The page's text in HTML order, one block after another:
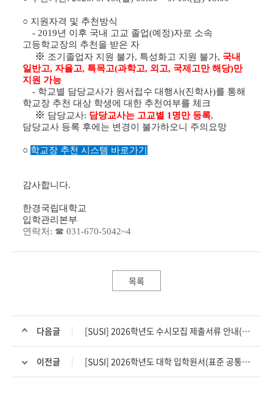
○ 지원자격 및 추천방식
- 2019년 이후 국내 고교 졸업(예정)자로 소속
고등학교장의 추천을 받은 자
※ 조기졸업자 지원 불가, 특성화고 지원 불가, 국내
일반고, 자율고, 특목고(과학고, 외고, 국제고만 해당)만
지원 가능
- 학교별 담당교사가 원서접수 대행사(진학사)를 통해
학교장 추천 대상 학생에 대한 추천여부를 체크
※ 담당교사: 담당교사는 고교별 1명만 등록,
담당교사 등록 후에는 변경이 불가하오니 주의요망
○ 학교장 추천 시스템 바로가기
감사합니다.
한경국립대학교
입학관리본부
연락처: ☎ 031-670-5042~4
목록
다음글 [SUSI] 2026학년도 수시모집 제출서류 안내(모든 대상자)
이전글 [SUSI] 2026학년도 대학 입학원서(표준 공통원서) 접수서비스 이용 시 유의사항 안내